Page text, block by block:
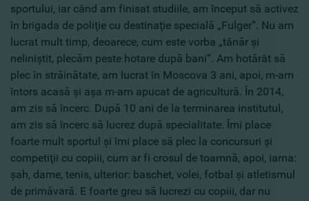
sportului, iar când am finisat studiile, am început să activez
în brigada de poliţie cu destinaţie specială „Fulger”. Nu am
lucrat mult timp, deoarece, cum este vorba „tânăr şi
neliniştit, plecăm peste hotare după bani”. Am hotărât să
plec în străinătate, am lucrat în Moscova 3 ani, apoi, m-am
întors acasă şi aşa m-am apucat de agricultură. În 2014,
am zis să încerc. După 10 ani de la terminarea institutul,
am zis să încerc să lucrez după specialitate. Îmi place
foarte mult sportul şi îmi place să plec la concursuri şi
competiţii cu copiii, cum ar fi crosul de toamnă, apoi, iarna:
şah, dame, tenis, ulterior: baschet, volei, fotbal şi atletismul
de primăvară. E foarte greu să lucrezi cu copiii, dar nu